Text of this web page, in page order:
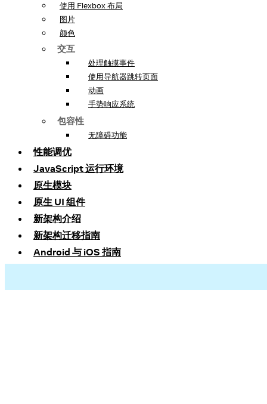
使用 Flexbox 布局
图片
颜色
交互
处理触摸事件
使用导航器跳转页面
动画
手势响应系统
包容性
无障碍功能
性能调优
JavaScript 运行环境
原生模块
原生 UI 组件
新架构介绍
新架构迁移指南
Android 与 iOS 指南